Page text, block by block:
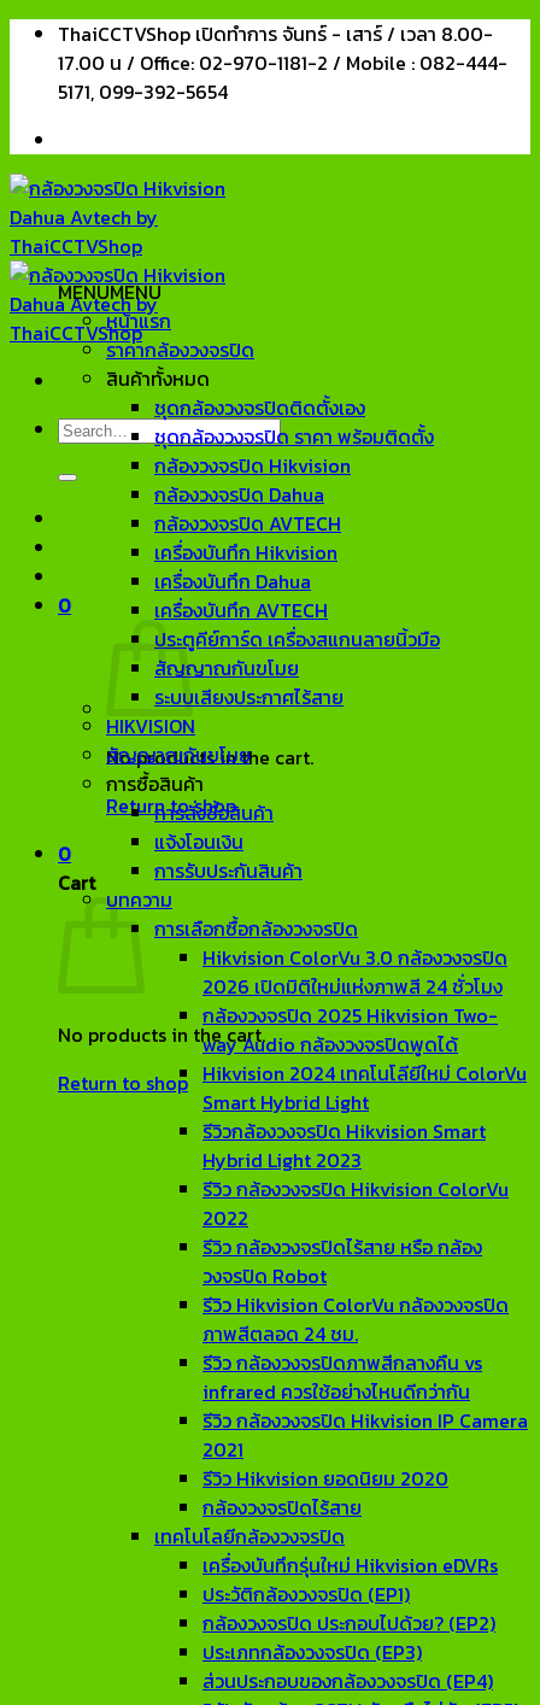
Skip
content
ThaiCCTVShop เปิดทำการ จันทร์ - เสาร์ / เวลา 8.00-
17.00 น / Office: 02-970-1181-2 / Mobile : 082-444-
5171, 099-392-5654
Search
0
No products in the cart.
Return to shop
0
Cart
No products in the cart.
Return to shop
MENUMENU
หน้าแรก
ราคากล้องวงจรปิด
สินค้าทั้งหมด
ชุดกล้องวงจรปิดติดตั้งเอง
ชุดกล้องวงจรปิด ราคา พร้อมติดตั้ง
กล้องวงจรปิด Hikvision
กล้องวงจรปิด Dahua
กล้องวงจรปิด AVTECH
เครื่องบันทึก Hikvision
เครื่องบันทึก Dahua
เครื่องบันทึก AVTECH
ประตูคีย์การ์ด เครื่องสแกนลายนิ้วมือ
สัญญาณกันขโมย
ระบบเสียงประกาศไร้สาย
HIKVISION
สัญญาณกันขโมย
การซื้อสินค้า
การสั่งซื้อสินค้า
แจ้งโอนเงิน
การรับประกันสินค้า
บทความ
การเลือกซื้อกล้องวงจรปิด
Hikvision ColorVu 3.0 กล้องวงจรปิด
2026 เปิดมิติใหม่แห่งภาพสี 24 ชั่วโมง
กล้องวงจรปิด 2025 Hikvision Two-
way Audio กล้องวงจรปิดพูดได้
Hikvision 2024 เทคโนโลียีใหม่ ColorVu
Smart Hybrid Light
รีวิวกล้องวงจรปิด Hikvision Smart
Hybrid Light 2023
รีวิว กล้องวงจรปิด Hikvision ColorVu
2022
รีวิว กล้องวงจรปิดไร้สาย หรือ กล้อง
วงจรปิด Robot
รีวิว Hikvision ColorVu กล้องวงจรปิด
ภาพสีตลอด 24 ชม.
รีวิว กล้องวงจรปิดภาพสีกลางคืน vs
infrared ควรใช้อย่างไหนดีกว่ากัน
รีวิว กล้องวงจรปิด Hikvision IP Camera
2021
รีวิว Hikvision ยอดนิยม 2020
กล้องวงจรปิดไร้สาย
เทคโนโลยีกล้องวงจรปิด
เครื่องบันทึกรุ่นใหม่ Hikvision eDVRs
ประวัติกล้องวงจรปิด (EP1)
กล้องวงจรปิด ประกอบไปด้วย? (EP2)
ประเภทกล้องวงจรปิด (EP3)
ส่วนประกอบของกล้องวงจรปิด (EP4)